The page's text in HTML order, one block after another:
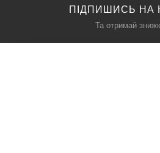
ПІДПИШИСЬ НА
Та отримай